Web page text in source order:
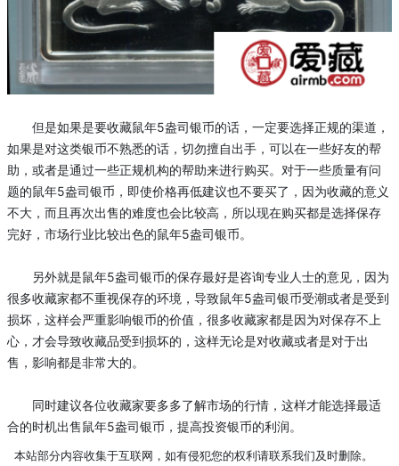
但是如果是要收藏鼠年5盎司银币的话，一定要选择正规的渠道，
如果是对这类银币不熟悉的话，切勿擅自出手，可以在一些好友的帮
助，或者是通过一些正规机构的帮助来进行购买。对于一些质量有问
题的鼠年5盎司银币，即使价格再低建议也不要买了，因为收藏的意义
不大，而且再次出售的难度也会比较高，所以现在购买都是选择保存
完好，市场行业比较出色的鼠年5盎司银币。
另外就是鼠年5盎司银币的保存最好是咨询专业人士的意见，因为
很多收藏家都不重视保存的环境，导致鼠年5盎司银币受潮或者是受到
损坏，这样会严重影响银币的价值，很多收藏家都是因为对保存不上
心，才会导致收藏品受到损坏的，这样无论是对收藏或者是对于出
售，影响都是非常大的。
同时建议各位收藏家要多多了解市场的行情，这样才能选择最适
合的时机出售鼠年5盎司银币，提高投资银币的利润。
本站部分内容收集于互联网，如有侵犯您的权利请联系我们及时删除。